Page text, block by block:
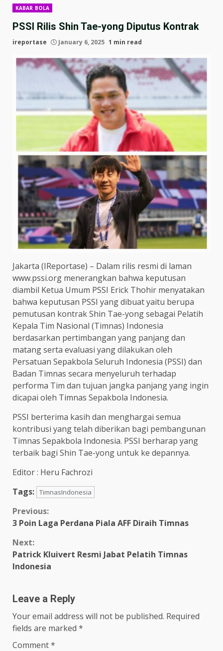
KABAR BOLA
PSSI Rilis Shin Tae-yong Diputus Kontrak
ireportase January 6, 2025 1 min read
Jakarta (IReportase) – Dalam rilis resmi di laman
www.pssi.org menerangkan bahwa keputusan
diambil Ketua Umum PSSI Erick Thohir menyatakan
bahwa keputusan PSSI yang dibuat yaitu berupa
pemutusan kontrak Shin Tae-yong sebagai Pelatih
Kepala Tim Nasional (Timnas) Indonesia
berdasarkan pertimbangan yang panjang dan
matang serta evaluasi yang dilakukan oleh
Persatuan Sepakbola Seluruh Indonesia (PSSI) dan
Badan Timnas secara menyeluruh terhadap
performa Tim dan tujuan jangka panjang yang ingin
dicapai oleh Timnas Sepakbola Indonesia.
PSSI berterima kasih dan menghargai semua
kontribusi yang telah diberikan bagi pembangunan
Timnas Sepakbola Indonesia. PSSI berharap yang
terbaik bagi Shin Tae-yong untuk ke depannya.
Editor : Heru Fachrozi
Tags: TimnasIndonesia
Continue
Reading
Previous:
3 Poin Laga Perdana Piala AFF Diraih Timnas
Next:
Patrick Kluivert Resmi Jabat Pelatih Timnas
Indonesia
Leave a Reply
Your email address will not be published. Required
fields are marked *
Comment*